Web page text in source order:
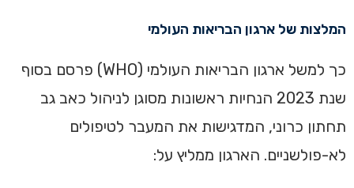
המלצות של ארגון הבריאות העולמי
כך למשל ארגון הבריאות העולמי (WHO) פרסם בסוף
שנת 2023 הנחיות ראשונות מסוגן לניהול כאב גב
תחתון כרוני, המדגישות את המעבר לטיפולים
לא-פולשניים. הארגון ממליץ על: